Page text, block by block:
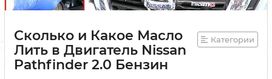
Сколько и Какое Масло
Лить в Двигатель Nissan
Pathfinder 2.0 Бензин
Категории